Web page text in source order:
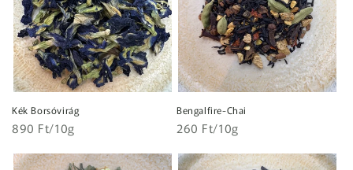
Kék Borsóvirág
Normál
Egységár
890 Ft/10g
Bengalfire-Chai
Normál
Egységár
260 Ft/10g